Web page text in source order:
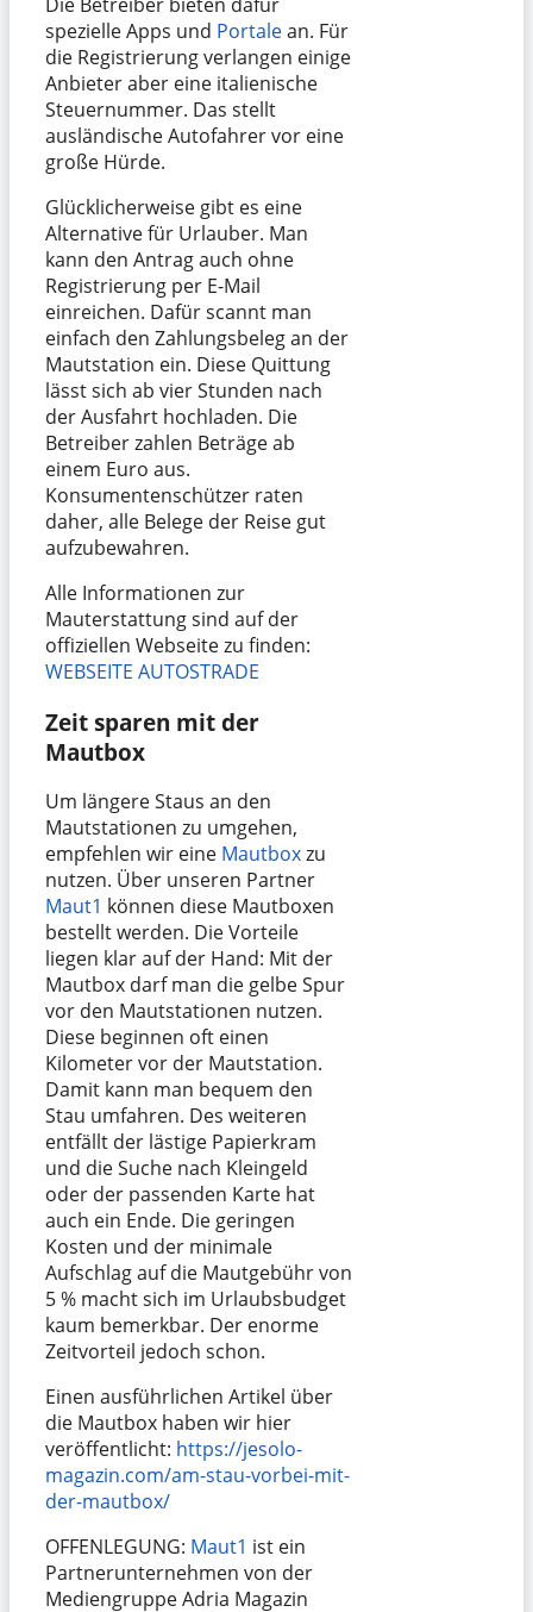
spezielle Apps und Portalean. Für
die Registrierung verlangen einige
Anbieter aber eine italienische
Steuernummer. Das stellt
ausländische Autofahrer vor eine
große Hürde.
Glücklicherweise gibt es eine
Alternative für Urlauber. Man
kann den Antrag auch ohne
Registrierung per E-Mail
einreichen. Dafür scannt man
einfach den Zahlungsbeleg an der
Mautstation ein. Diese Quittung
lässt sich ab vier Stunden nach
der Ausfahrt hochladen. Die
Betreiber zahlen Beträge ab
einem Euro aus.
Konsumentenschützer raten
daher, alle Belege der Reise gut
aufzubewahren.
Alle Informationen zur
Mauterstattung sind auf der
offiziellen Webseite zu finden:
WEBSEITE AUTOSTRADE
Zeit sparen mit der
Mautbox
Um längere Staus an den
Mautstationen zu umgehen,
empfehlen wir eine Mautboxzu
nutzen. Über unseren Partner
Maut1 können diese Mautboxen
bestellt werden. Die Vorteile
liegen klar auf der Hand: Mit der
Mautbox darf man die gelbe Spur
vor den Mautstationen nutzen.
Diese beginnen oft einen
Kilometer vor der Mautstation.
Damit kann man bequem den
Stau umfahren. Des weiteren
entfällt der lästige Papierkram
und die Suche nach Kleingeld
oder der passenden Karte hat
auch ein Ende. Die geringen
Kosten und der minimale
Aufschlag auf die Mautgebühr von
5 % macht sich im Urlaubsbudget
kaum bemerkbar. Der enorme
Zeitvorteil jedoch schon.
Einen ausführlichen Artikel über
die Mautbox haben wir hier
veröffentlicht: https://jesolo-
magazin.com/am-stau-vorbei-mit-
der-mautbox/
OFFENLEGUNG: Maut1 ist ein
Partnerunternehmen von der
Mediengruppe Adria Magazin